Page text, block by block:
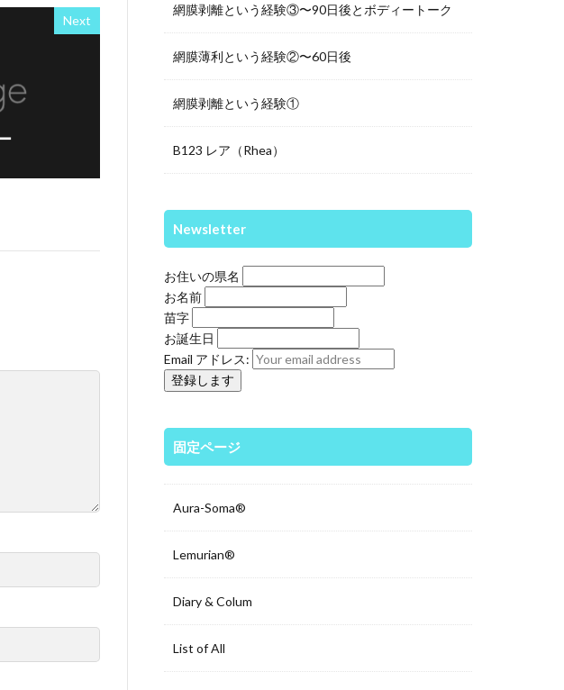
Next
網膜剥離という経験③〜90日後とボディートーク
網膜薄利という経験②〜60日後
網膜剥離という経験①
B123 レア（Rhea）
Newsletter
お住いの県名
お名前
苗字
お誕生日
Email アドレス:
固定ページ
Aura-Soma®
Lemurian®
Diary & Colum
List of All